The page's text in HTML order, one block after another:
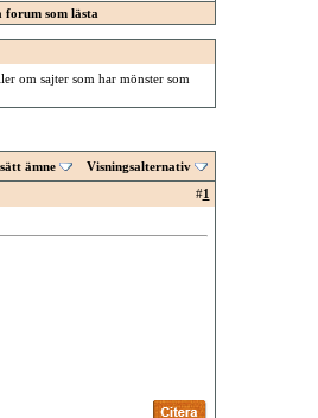
forum som lästa
om sajter som har mönster som
ämne
Visningsalternativ
#1